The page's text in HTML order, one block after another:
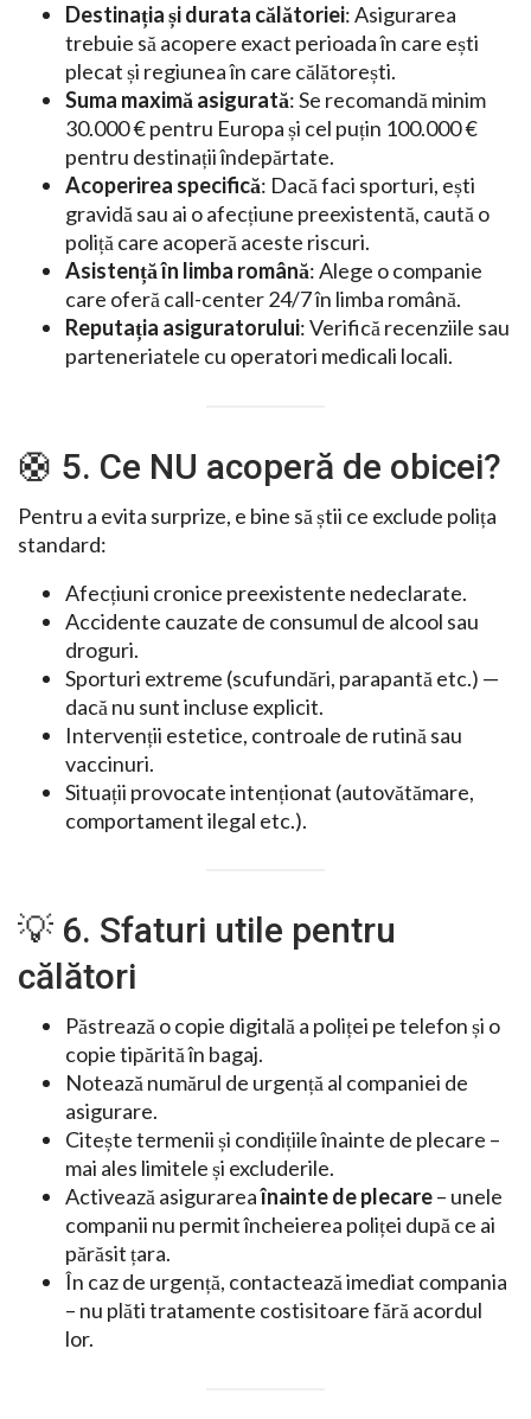
Destinația și durata călătoriei: Asigurarea
trebuie să acopere exact perioada în care ești
plecat și regiunea în care călătorești.
Suma maximă asigurată: Se recomandă minim
30.000 € pentru Europa și cel puțin 100.000 €
pentru destinații îndepărtate.
Acoperirea specifică: Dacă faci sporturi, ești
gravidă sau ai o afecțiune preexistentă, caută o
poliță care acoperă aceste riscuri.
Asistență în limba română: Alege o companie
care oferă call-center 24/7 în limba română.
Reputația asiguratorului: Verifică recenziile sau
parteneriatele cu operatori medicali locali.
🛟 5. Ce NU acoperă de obicei?
Pentru a evita surprize, e bine să știi ce exclude polița
standard:
Afecțiuni cronice preexistente nedeclarate.
Accidente cauzate de consumul de alcool sau
droguri.
Sporturi extreme (scufundări, parapantă etc.) —
dacă nu sunt incluse explicit.
Intervenții estetice, controale de rutină sau
vaccinuri.
Situații provocate intenționat (autovătămare,
comportament ilegal etc.).
💡 6. Sfaturi utile pentru
călători
Păstrează o copie digitală a poliței pe telefon și o
copie tipărită în bagaj.
Notează numărul de urgență al companiei de
asigurare.
Citește termenii și condițiile înainte de plecare –
mai ales limitele și excluderile.
Activează asigurareaînainte de plecare– unele
companii nu permit încheierea poliței după ce ai
părăsit țara.
În caz de urgență, contactează imediat compania
– nu plăti tratamente costisitoare fără acordul
lor.